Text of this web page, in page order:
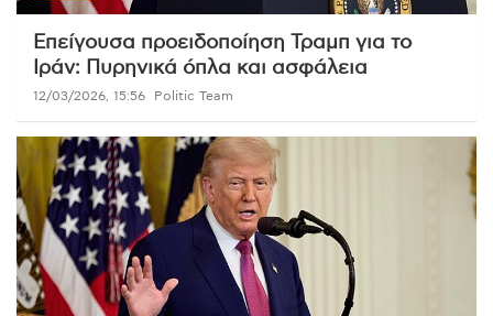
Επείγουσα προειδοποίηση Τραμπ για το
Ιράν: Πυρηνικά όπλα και ασφάλεια
12/03/2026, 15:56 Politic Team